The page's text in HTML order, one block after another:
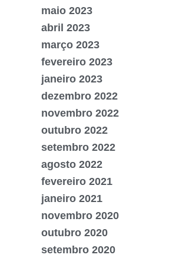
maio 2023
abril 2023
março 2023
fevereiro 2023
janeiro 2023
dezembro 2022
novembro 2022
outubro 2022
setembro 2022
agosto 2022
fevereiro 2021
janeiro 2021
novembro 2020
outubro 2020
setembro 2020